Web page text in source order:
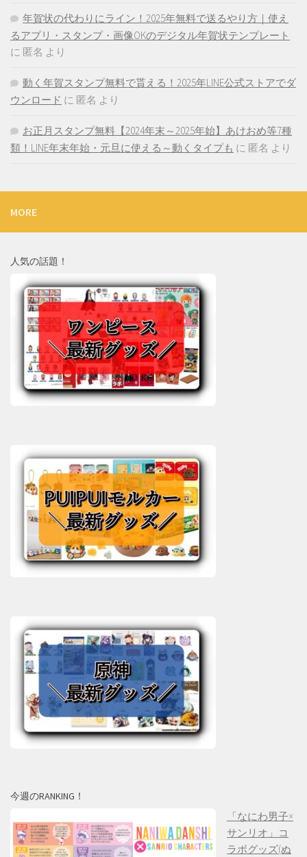
年賀状の代わりにライン！2025年無料で送るやり方｜使え
るアプリ・スタンプ・画像OKのデジタル年賀状テンプレート
に 匿名 より
動く年賀スタンプ無料で貰える！2025年LINE公式ストアでダ
ウンロード に 匿名 より
お正月スタンプ無料【2024年末～2025年始】あけおめ等7種
類！LINE年末年始・元旦に使える～動くタイプも に 匿名 より
MORE
人気の話題！
今週のRANKING！
「なにわ男子×
サンリオ」コ
ラボグッズ(ぬ